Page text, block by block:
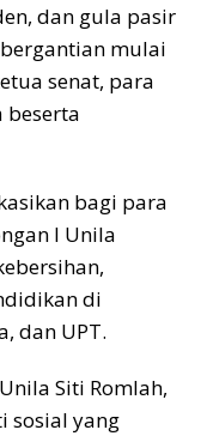
dan gula pasir
mulai
senat, para
beserta
bagi para
I Unila
di
dan UPT.
Siti Romlah,
sosial yang